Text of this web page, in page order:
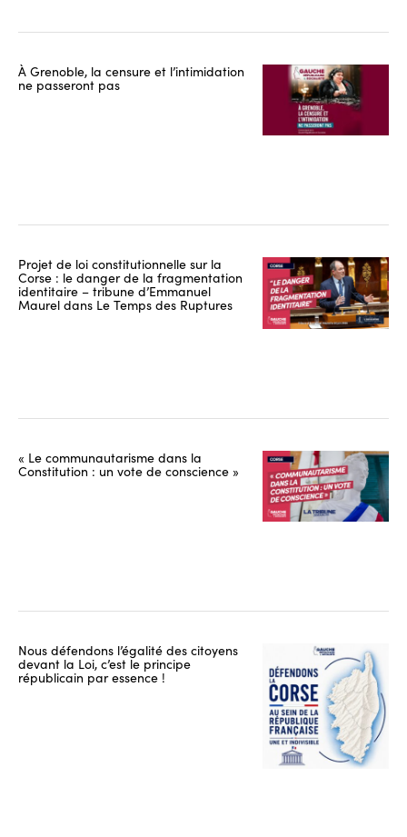
À Grenoble, la censure et l’intimidation
ne passeront pas
Projet de loi constitutionnelle sur la
Corse : le danger de la fragmentation
identitaire – tribune d’Emmanuel
Maurel dans Le Temps des Ruptures
« Le communautarisme dans la
Constitution : un vote de conscience »
Nous défendons l’égalité des citoyens
devant la Loi, c’est le principe
républicain par essence !